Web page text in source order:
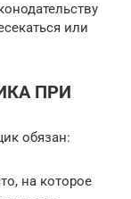
или
ПРИ
обязан:
на которое